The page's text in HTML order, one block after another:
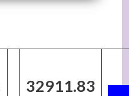
32911.83